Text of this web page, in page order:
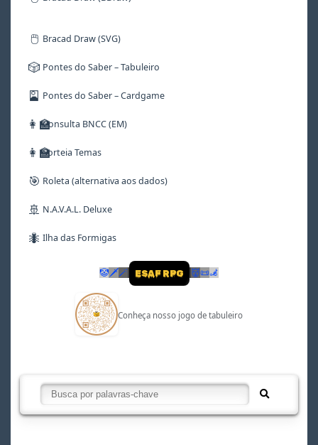
🖱️ Bracad Draw (SVG)
🎲 Pontes do Saber – Tabuleiro
🎴 Pontes do Saber – Cardgame
👩‍🏫Consulta BNCC (EM)
👩‍🏫Sorteia Temas
🎯 Roleta (alternativa aos dados)
🚢 N.A.V.A.L. Deluxe
🐜 Ilha das Formigas
🤡 🗡🪄 ESAF RPG 👹📜🦼
Conheça nosso jogo de tabuleiro